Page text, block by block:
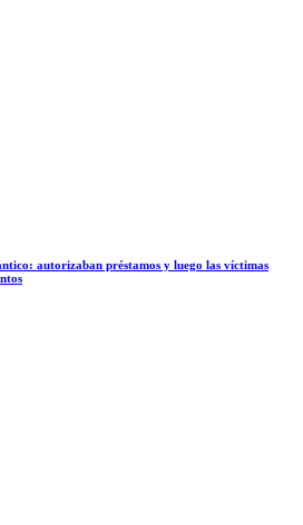
autorizaban préstamos y luego las víctimas